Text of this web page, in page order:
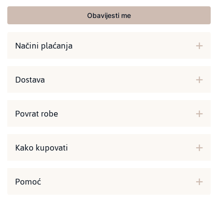
Obavijesti me
Načini plaćanja
Dostava
Povrat robe
Kako kupovati
Pomoć